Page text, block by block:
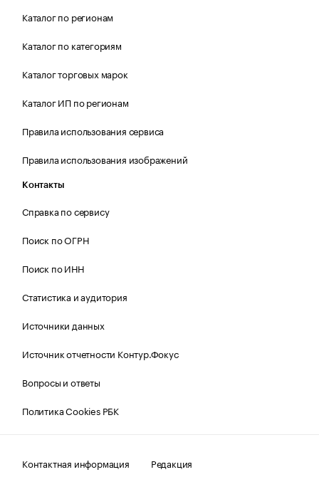
Каталог по регионам
Каталог по категориям
Каталог торговых марок
Каталог ИП по регионам
Правила использования сервиса
Правила использования изображений
Контакты
Справка по сервису
Поиск по ОГРН
Поиск по ИНН
Статистика и аудитория
Источники данных
Источник отчетности Контур.Фокус
Вопросы и ответы
Политика Cookies РБК
Контактная информация Редакция